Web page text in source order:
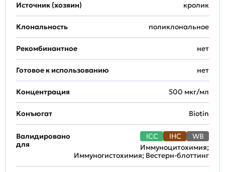
Источник (хозяин) кролик
Клональность поликлональное
Рекомбинантное нет
Готовое к использованию нет
Концентрация 500 мкг/мл
Конъюгат Biotin
Валидировано
для
ICC IHC
WB
Иммуноцитохимия;
Иммуногистохимия; Вестерн-блоттинг